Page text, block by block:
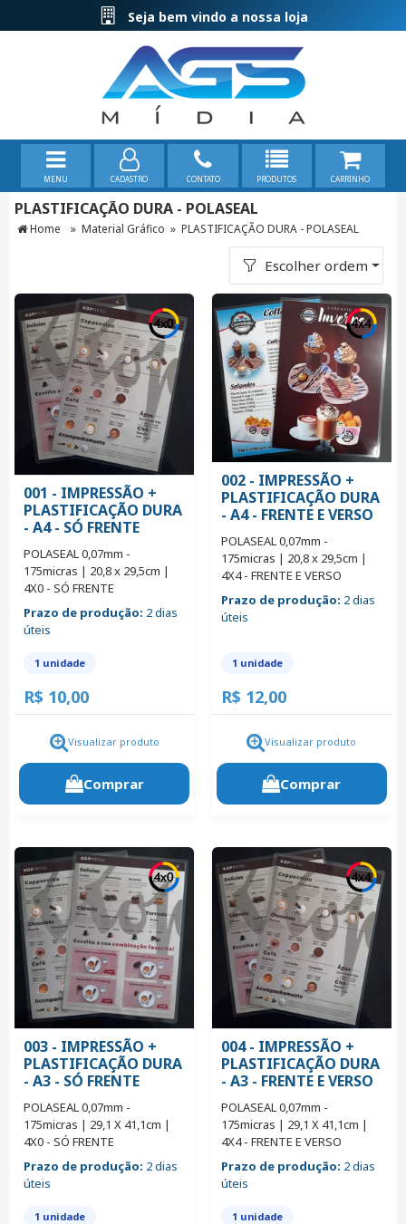
Seja bem vindo a nossa loja
MENU CADASTRO CONTATO PRODUTOS CARRINHO
PLASTIFICAÇÃO DURA - POLASEAL
Home » Material Gráfico » PLASTIFICAÇÃO DURA - POLASEAL
Escolher ordem
001 - IMPRESSÃO +
PLASTIFICAÇÃO DURA
- A4 - SÓ FRENTE
POLASEAL 0,07mm -
175micras | 20,8 x 29,5cm |
4X0 - SÓ FRENTE
Prazo de produção: 2 dias
úteis
1 unidade
R$ 10,00
Visualizar produto
Comprar
002 - IMPRESSÃO +
PLASTIFICAÇÃO DURA
- A4 - FRENTE E VERSO
POLASEAL 0,07mm -
175micras | 20,8 x 29,5cm |
4X4 - FRENTE E VERSO
Prazo de produção: 2 dias
úteis
1 unidade
R$ 12,00
Visualizar produto
Comprar
003 - IMPRESSÃO +
PLASTIFICAÇÃO DURA
- A3 - SÓ FRENTE
POLASEAL 0,07mm -
175micras | 29,1 X 41,1cm |
4X0 - SÓ FRENTE
Prazo de produção: 2 dias
úteis
1 unidade
004 - IMPRESSÃO +
PLASTIFICAÇÃO DURA
- A3 - FRENTE E VERSO
POLASEAL 0,07mm -
175micras | 29,1 X 41,1cm |
4X4 - FRENTE E VERSO
Prazo de produção: 2 dias
úteis
1 unidade